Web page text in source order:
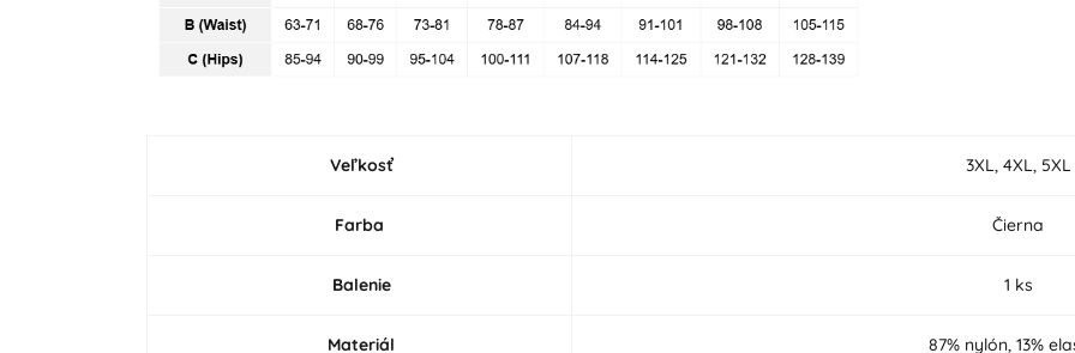
Veľkosť 3XL, 4XL, 5XL
Farba Čierna
Balenie 1 ks
Materiál 87% nylón, 13%